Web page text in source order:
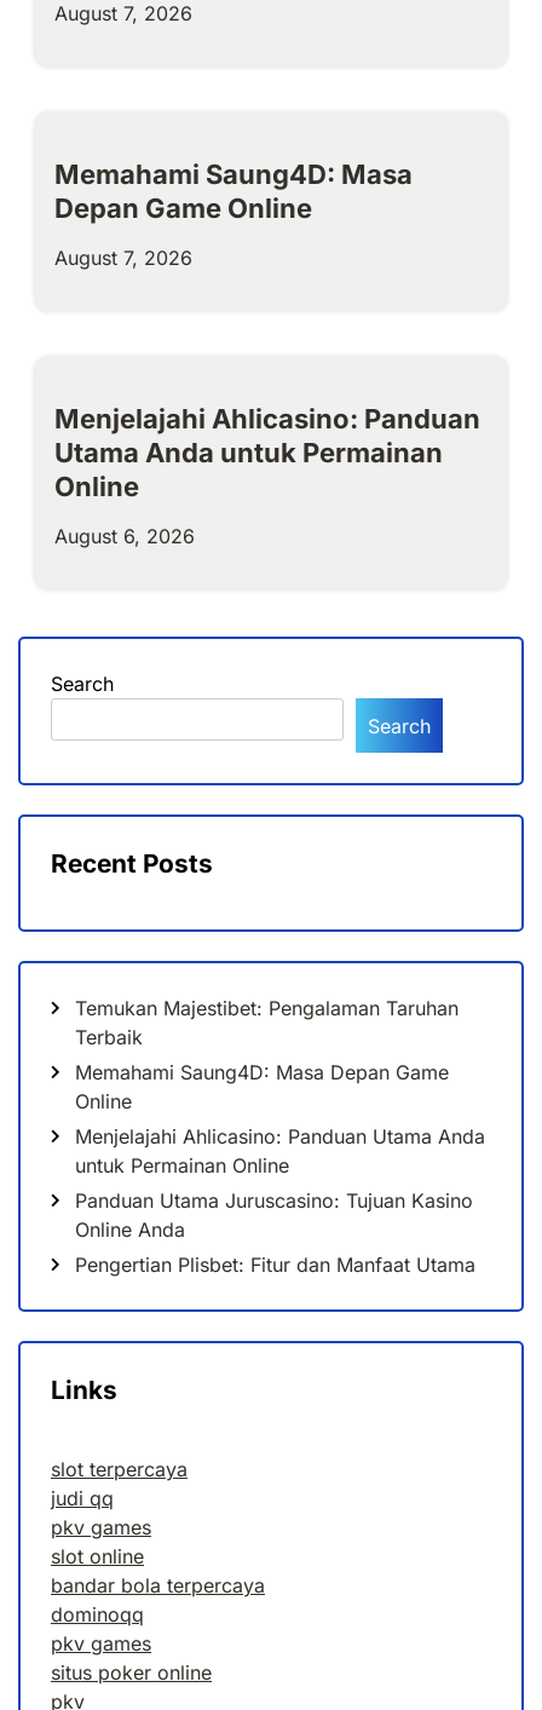
August 7, 2026
Memahami Saung4D: Masa
Depan Game Online
August 7, 2026
Menjelajahi Ahlicasino: Panduan
Utama Anda untuk Permainan
Online
August 6, 2026
Search
Search
Recent Posts
Temukan Majestibet: Pengalaman Taruhan
Terbaik
Memahami Saung4D: Masa Depan Game
Online
Menjelajahi Ahlicasino: Panduan Utama Anda
untuk Permainan Online
Panduan Utama Juruscasino: Tujuan Kasino
Online Anda
Pengertian Plisbet: Fitur dan Manfaat Utama
Links
slot terpercaya
judi qq
pkv games
slot online
bandar bola terpercaya
dominoqq
pkv games
situs poker online
pkv